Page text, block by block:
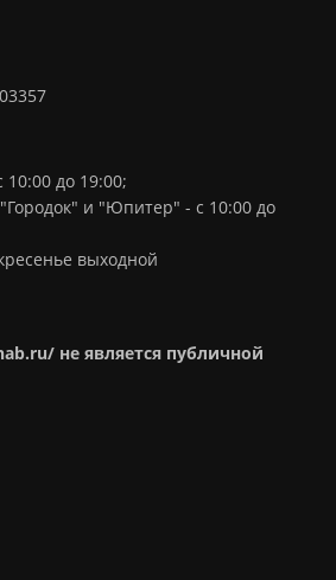
10:00 до 19:00;
и "Юпитер" - с 10:00 до
выходной
не является публичной